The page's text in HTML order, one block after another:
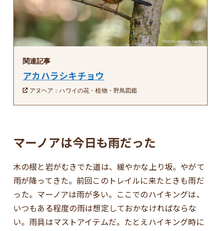
関連記事
アカハラシキチョウ
アヌヘア：ハワイの花・植物・野鳥図鑑
マーノアは今日も雨だった
木の根と岩がむきでた道は、緩やかな上り坂。やがて
雨が降ってきた。前回このトレイルに来たときも雨だ
った。マーノアは雨が多い。ここでのハイキングは、
いつもある程度の雨は想定しておかなければならな
い。雨具はマストアイテムだ。たとえハイキング時に